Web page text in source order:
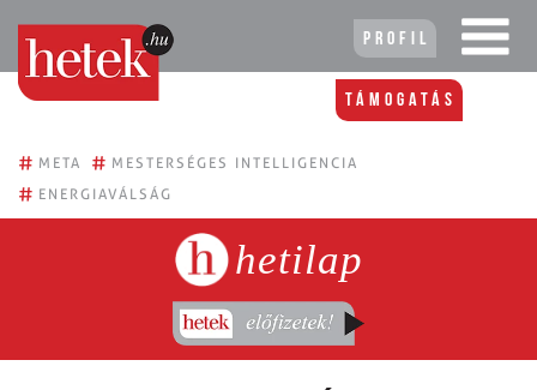
Profil
Támogatás
# META # MESTERSÉGES INTELLIGENCIA
# ENERGIAVÁLSÁG
hetilap